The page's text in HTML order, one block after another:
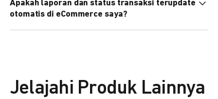
Apakah laporan dan status transaksi terupdate
otomatis di eCommerce saya?
Jelajahi Produk Lainnya